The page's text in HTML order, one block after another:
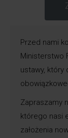
Przed nami
Ministerstwo
ustawy, który
Zapraszamy
którego nasi
założenia